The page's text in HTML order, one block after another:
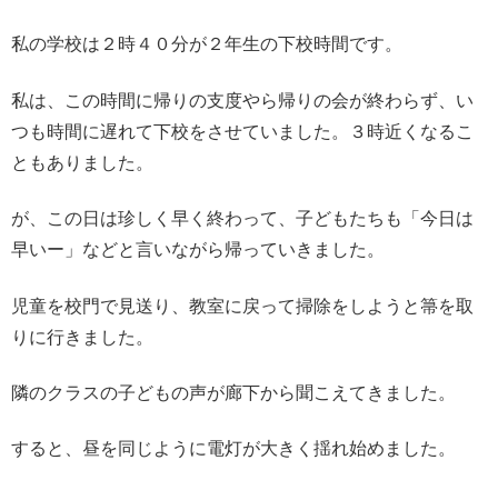
私の学校は２時４０分が２年生の下校時間です。
私は、この時間に帰りの支度やら帰りの会が終わらず、い
つも時間に遅れて下校をさせていました。３時近くなるこ
ともありました。
が、この日は珍しく早く終わって、子どもたちも「今日は
早いー」などと言いながら帰っていきました。
児童を校門で見送り、教室に戻って掃除をしようと箒を取
りに行きました。
隣のクラスの子どもの声が廊下から聞こえてきました。
すると、昼を同じように電灯が大きく揺れ始めました。